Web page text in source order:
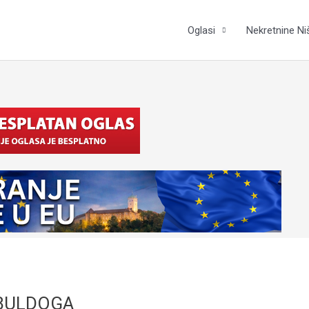
Oglasi Nekretnine